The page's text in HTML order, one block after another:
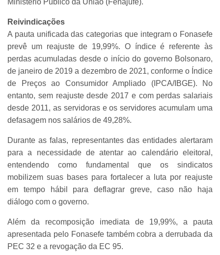
Reivindicações
A pauta unificada das categorias que integram o Fonasefe
prevê um reajuste de 19,99%. O índice é referente às
perdas acumuladas desde o início do governo Bolsonaro,
de janeiro de 2019 a dezembro de 2021, conforme o Índice
de Preços ao Consumidor Ampliado (IPCA/IBGE). No
entanto, sem reajuste desde 2017 e com perdas salariais
desde 2011, as servidoras e os servidores acumulam uma
defasagem nos salários de 49,28%.
Durante as falas, representantes das entidades alertaram
para a necessidade de atentar ao calendário eleitoral,
entendendo como fundamental que os sindicatos
mobilizem suas bases para fortalecer a luta por reajuste
em tempo hábil para deflagrar greve, caso não haja
diálogo com o governo.
Além da recomposição imediata de 19,99%, a pauta
apresentada pelo Fonasefe também cobra a derrubada da
PEC 32 e a revogação da EC 95.